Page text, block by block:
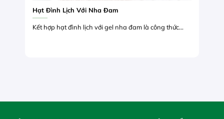
Hạt Đình Lịch Với Nha Đam
Kết hợp hạt đình lịch với gel nha đam là công thức...